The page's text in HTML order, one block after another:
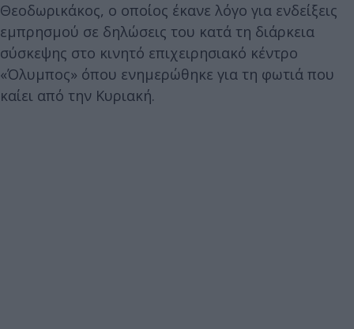
Θεοδωρικάκος, ο οποίος έκανε λόγο για ενδείξεις
εμπρησμού σε δηλώσεις του κατά τη διάρκεια
σύσκεψης στο κινητό επιχειρησιακό κέντρο
«Όλυμπος» όπου ενημερώθηκε για τη φωτιά που
καίει από την Κυριακή.